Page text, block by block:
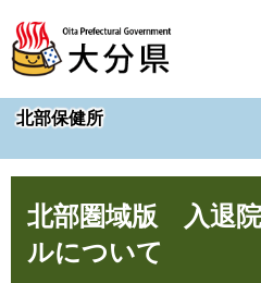
ジ
先
頭
ュ
を
飛北部保健所
北部圏域版 入退
ルについて